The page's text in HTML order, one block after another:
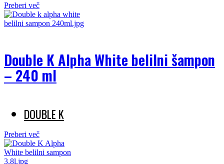
Preberi več
Double K Alpha White belilni šampon
– 240 ml
DOUBLE K
Preberi več